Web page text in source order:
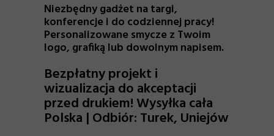
Niezbędny gadżet na targi,
konferencje i do codziennej pracy!
Personalizowane smycze z Twoim
logo, grafiką lub dowolnym napisem.
Bezpłatny projekt i
wizualizacja do akceptacji
przed drukiem! Wysyłka cała
Polska | Odbiór: Turek, Uniejów